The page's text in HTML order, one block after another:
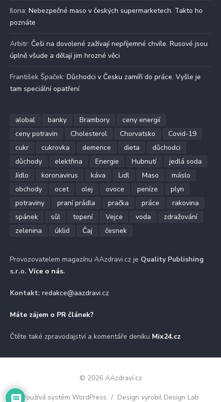
Ilona: Nebezpečné maso v českých supermarketech. Takto ho
poznáte
Arbitr: Češi na dovolené zažívají nepříjemné chvíle. Rusové jsou
úplně všude a dělají jim hrozné věci
František Špaček: Důchodci v Česku zamíří do práce. Vyšle je
tam speciální opatření
alobal banky Brambory
ceny energií
ceny potravin
Cholesterol Chorvatsko
Covid-19
cukr
cukrovka demence dieta
důchodci
důchody
elektřina Energie Hubnutí
jedlá soda
Jídlo
koronavirus káva Lidl Maso
máslo
obchody
ocet olej ovoce peníze
plyn
potraviny
praní prádla pračka práce
rakovina
spánek
sůl topení Vejce voda
zdražování
zelenina
úklid Čaj česnek
Provozovatelem magazínu AAzdravi.cz je Quality Publishing
s.r.o. Více o nás.
Kontakt: redakce@aazdravi.cz
Máte zájem o PR článek?
Čtěte také zpravodajství a komentáře deníku Mix24.cz
© 2026 AAzdraví.cz
Používá systém WordPress / Design vyrobil Design Lab